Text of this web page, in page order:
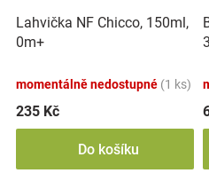
Lahvička NF Chicco, 150ml,
0m+
momentálně nedostupné (1 ks)
235 Kč
Do košíku